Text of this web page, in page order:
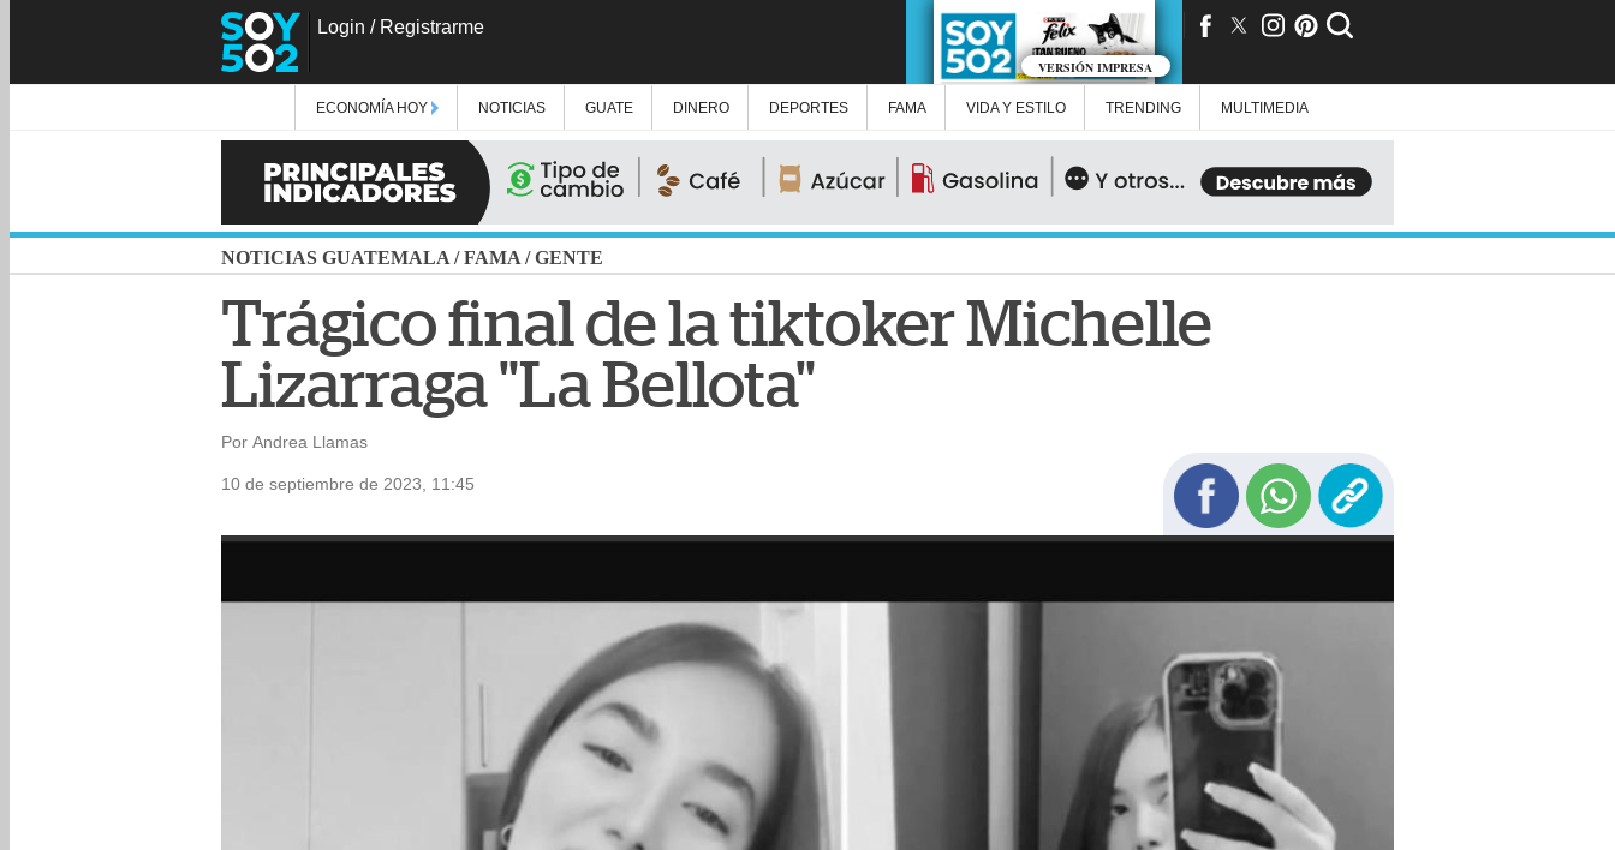
Login / Registrarme
VERSIÓN IMPRESA
ECONOMÍA HOY NOTICIAS GUATE DINERO DEPORTES FAMA VIDA Y ESTILO TRENDING MULTIMEDIA
NOTICIAS GUATEMALA /FAMA /GENTE
Trágico final de la tiktoker Michelle
Lizarraga "La Bellota"
Por Andrea Llamas
10 de septiembre de 2023, 11:45